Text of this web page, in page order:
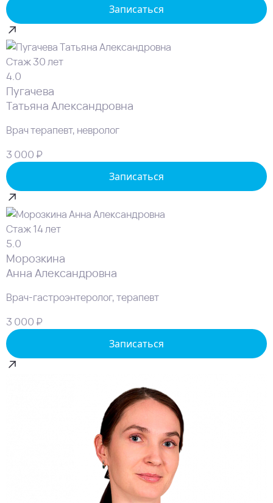
Записаться
Стаж 30 лет
4.0
Пугачева
Татьяна Александровна
Врач терапевт, невролог
3 000 ₽
Записаться
Стаж 14 лет
5.0
Морозкина
Анна Александровна
Врач-гастроэнтеролог, терапевт
3 000 ₽
Записаться